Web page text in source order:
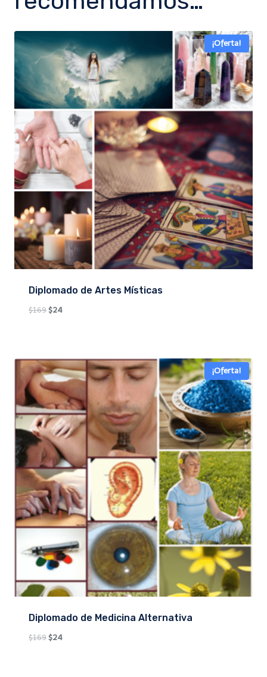
¡Oferta!
Diplomado de Artes Místicas
$169Original
$24Current
¡Oferta!
Diplomado de Medicina Alternativa
$169Original
$24Current